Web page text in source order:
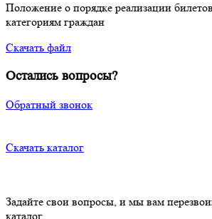
Положение о порядке реализации
категориям граждан
Скачать файл
Остались вопросы?
Обратный звонок
Скачать каталог
Задайте свои вопросы, и мы вам
каталог.